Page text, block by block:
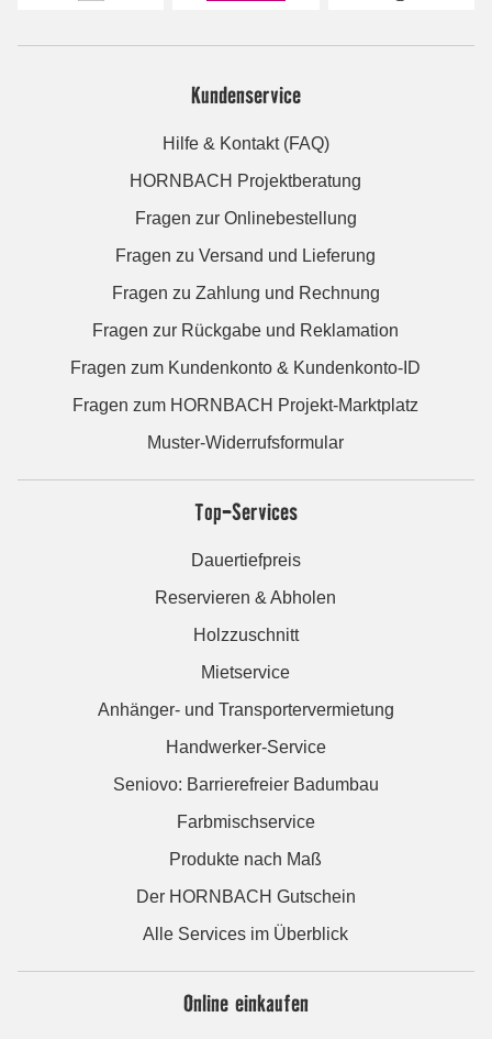
Kundenservice
Hilfe & Kontakt (FAQ)
HORNBACH Projektberatung
Fragen zur Onlinebestellung
Fragen zu Versand und Lieferung
Fragen zu Zahlung und Rechnung
Fragen zur Rückgabe und Reklamation
Fragen zum Kundenkonto & Kundenkonto-ID
Fragen zum HORNBACH Projekt-Marktplatz
Muster-Widerrufsformular
Top-Services
Dauertiefpreis
Reservieren & Abholen
Holzzuschnitt
Mietservice
Anhänger- und Transportervermietung
Handwerker-Service
Seniovo: Barrierefreier Badumbau
Farbmischservice
Produkte nach Maß
Der HORNBACH Gutschein
Alle Services im Überblick
Online einkaufen